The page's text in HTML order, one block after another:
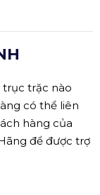
trục trặc nào
có thể liên
hàng của
để được trợ